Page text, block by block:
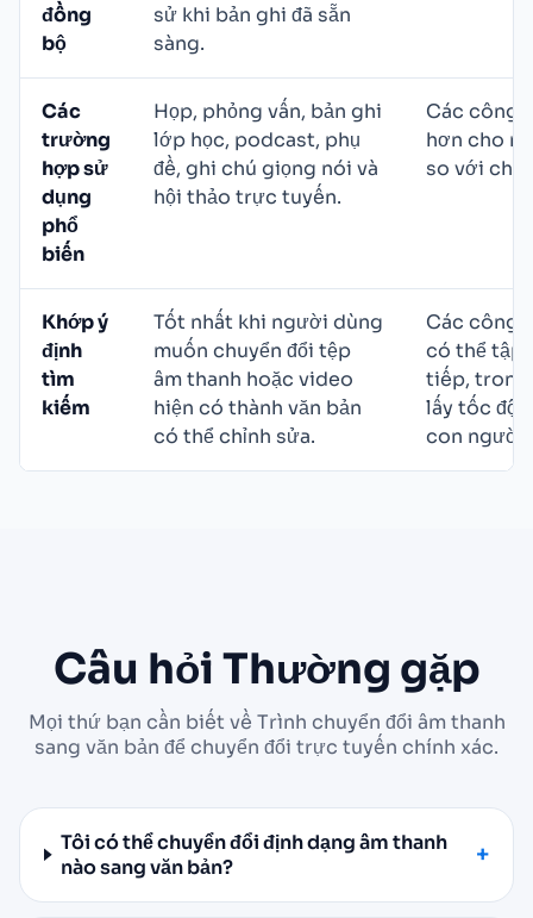
đồng
bộ
sử khi bản ghi đã sẵn
sàng.
Các
trường
hợp sử
dụng
phổ
biến
Họp, phỏng vấn, bản ghi
lớp học, podcast, phụ
đề, ghi chú giọng nói và
hội thảo trực tuyến.
Các công
hơn cho
so với
Khớp ý
định
tìm
kiếm
Tốt nhất khi người dùng
muốn chuyển đổi tệp
âm thanh hoặc video
hiện có thành văn bản
có thể chỉnh sửa.
Các công
có thể tập
tiếp, trong
lấy tốc độ
con người.
Câu hỏi Thường gặp
Mọi thứ bạn cần biết về Trình chuyển đổi âm thanh
sang văn bản để chuyển đổi trực tuyến chính xác.
Tôi có thể chuyển đổi định dạng âm thanh
nào sang văn bản?